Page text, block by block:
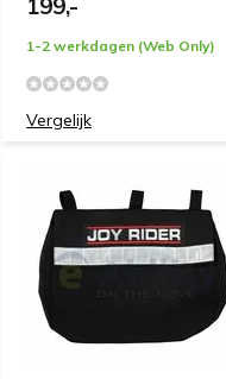
199,-
1-2 werkdagen (Web Only)
Vergelijk